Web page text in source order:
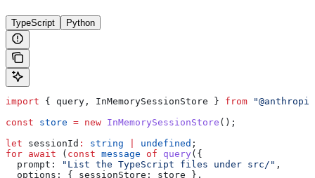
TypeScript Python
import { query , InMemorySessionStore } from
const store = new InMemorySessionStore ();
let sessionId : string undefined ;
for await ( const message of query ({
  prompt:
"List the TypeScript files under src/" ,
  options:
{ sessionStore: store },